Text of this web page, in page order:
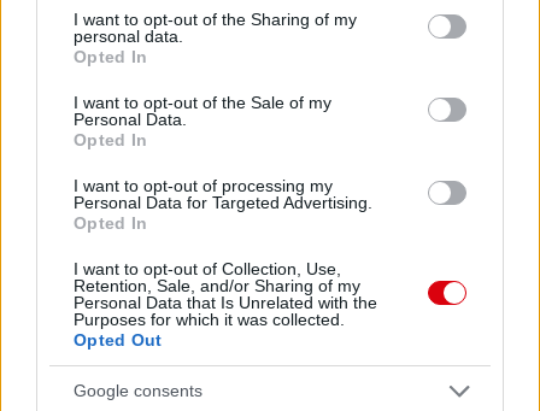
not limited to your visit or usage behaviour. You may click to
grant or deny consent to Google and its third-party tags to
use your data for below specified purposes in below Google
consent section.
I want to opt-out of the Sharing of my
personal data.
Opted In
I want to opt-out of the Sale of my
Personal Data.
Opted In
I want to opt-out of processing my
Personal Data for Targeted Advertising.
Opted In
I want to opt-out of Collection, Use,
Retention, Sale, and/or Sharing of my
Personal Data that Is Unrelated with the
Purposes for which it was collected.
Opted Out
Google consents
Meccs Center